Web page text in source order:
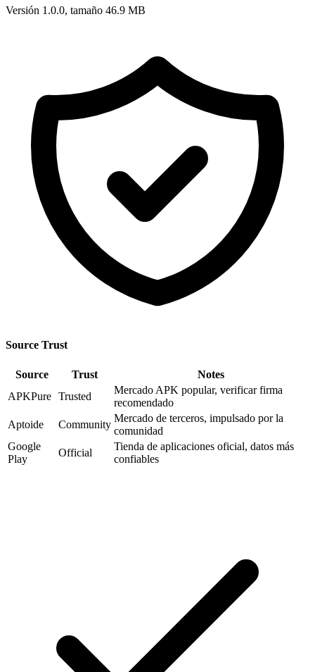
Versión 1.0.0, tamaño 46.9 MB
Source Trust
Source Trust
Notes
APKPure Trusted
Mercado APK popular, verificar firma
recomendado
Aptoide
Community
Mercado de terceros, impulsado por la
comunidad
Google
Play
Official
Tienda de aplicaciones oficial, datos más
confiables